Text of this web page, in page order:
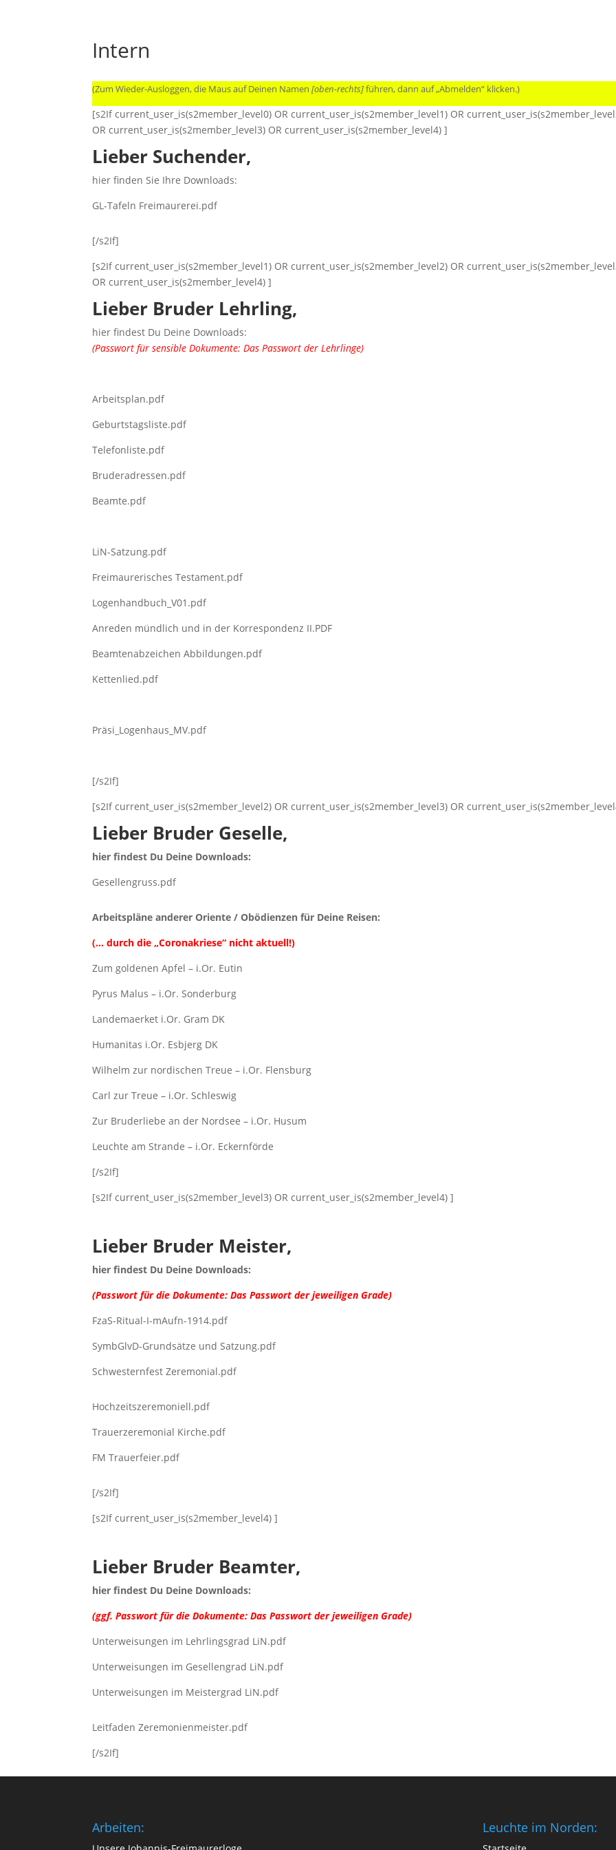
Intern
(Zum Wieder-Ausloggen, die Maus auf Deinen Namen[oben-rechts]führen, dann auf „Abmelden“ klicken.)
[s2If current_user_is(s2member_level0) OR current_user_is(s2member_level1) OR
OR current_user_is(s2member_level3) OR current_user_is(s2member_level4) ]
Lieber Suchender,
hier finden Sie Ihre Downloads:
GL-Tafeln Freimaurerei.pdf
[/s2If]
[s2If current_user_is(s2member_level1) OR current_user_is(s2member_level2) OR
OR current_user_is(s2member_level4) ]
Lieber Bruder Lehrling,
hier findest Du Deine Downloads:
(Passwort für sensible Dokumente: Das Passwort der Lehrlinge)
Arbeitsplan.pdf
Geburtstagsliste.pdf
Telefonliste.pdf
Bruderadressen.pdf
Beamte.pdf
LiN-Satzung.pdf
Freimaurerisches Testament.pdf
Logenhandbuch_V01.pdf
Anreden mündlich und in der Korrespondenz II.PDF
Beamtenabzeichen Abbildungen.pdf
Kettenlied.pdf
Präsi_Logenhaus_MV.pdf
[/s2If]
[s2If current_user_is(s2member_level2) OR current_user_is(s2member_level3) OR
Lieber Bruder Geselle,
hier findest Du Deine Downloads:
Gesellengruss.pdf
Arbeitspläne anderer Oriente / Obödienzen für Deine Reisen:
(… durch die „Coronakriese“ nicht aktuell!)
Zum goldenen Apfel – i.Or. Eutin
Pyrus Malus – i.Or. Sonderburg
Landemaerket i.Or. Gram DK
Humanitas i.Or. Esbjerg DK
Wilhelm zur nordischen Treue – i.Or. Flensburg
Carl zur Treue – i.Or. Schleswig
Zur Bruderliebe an der Nordsee – i.Or. Husum
Leuchte am Strande – i.Or. Eckernförde
[/s2If]
[s2If current_user_is(s2member_level3) OR current_user_is(s2member_level4) ]
Lieber Bruder Meister,
hier findest Du Deine Downloads:
(Passwort für die Dokumente: Das Passwort der jeweiligen Grade)
FzaS-Ritual-I-mAufn-1914.pdf
SymbGlvD-Grundsätze und Satzung.pdf
Schwesternfest Zeremonial.pdf
Hochzeitszeremoniell.pdf
Trauerzeremonial Kirche.pdf
FM Trauerfeier.pdf
[/s2If]
[s2If current_user_is(s2member_level4) ]
Lieber Bruder Beamter,
hier findest Du Deine Downloads:
(ggf. Passwort für die Dokumente: Das Passwort der jeweiligen Grade)
Unterweisungen im Lehrlingsgrad LiN.pdf
Unterweisungen im Gesellengrad LiN.pdf
Unterweisungen im Meistergrad LiN.pdf
Leitfaden Zeremonienmeister.pdf
[/s2If]
Arbeiten: Leuchte im Norden: